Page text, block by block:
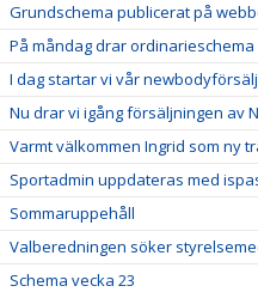
Grundschema publicerat på
På måndag drar ordinarieschema
I dag startar vi vår
Nu drar vi igång försäljningen av
Varmt välkommen Ingrid som ny
Sportadmin uppdateras med
Sommaruppehåll
Valberedningen söker
Schema vecka 23